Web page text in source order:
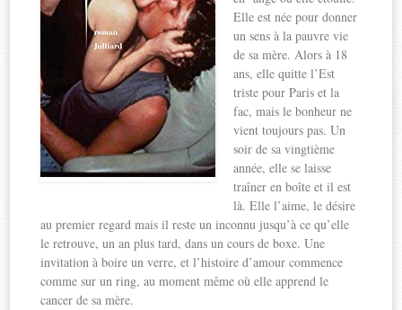
Elle est née pour donner
un sens à la pauvre vie
de sa mère. Alors à 18
ans, elle quitte l’Est
triste pour Paris et la
fac, mais le bonheur ne
vient toujours pas. Un
soir de sa vingtième
année, elle se laisse
traîner en boîte et il est
là. Elle l’aime, le désire
au premier regard mais il reste un inconnu jusqu’à ce qu’elle
le retrouve, un an plus tard, dans un cours de boxe. Une
invitation à boire un verre, et l’histoire d’amour commence
comme sur un ring, au moment même où elle apprend le
cancer de sa mère.